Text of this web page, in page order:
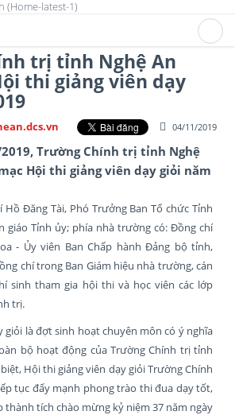
trị tỉnh Nghệ An
thi giảng viên dạy
04/11/2019
2019, Trường Chính trị tỉnh Nghệ
Hội thi giảng viên dạy giỏi năm
Đăng Tài, Phó Trưởng Ban Tổ chức Tỉnh
giáo Tỉnh ủy; phía nhà trường có: Đồng chí
- Ủy viên Ban Chấp hành Đảng bộ tỉnh,
chí trong Ban Giám hiệu nhà trường, cán
sinh tham gia hội thi và học viên các lớp
trị.
giỏi là đợt sinh hoạt chuyên môn có ý nghĩa
bộ hoạt động của Trường Chính trị tỉnh
Hội thi giảng viên dạy giỏi Trường Chính
tục đẩy mạnh phong trào thi đua dạy tốt,
tích chào mừng kỷ niệm 37 năm ngày